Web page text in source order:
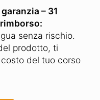
– 31
senza rischio.
prodotto, ti
del tuo corso